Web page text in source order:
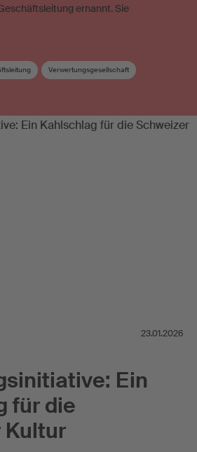
ernannt. Sie
Verwertungsgesellschaft
23.01.2026
Ein
für die
Kultur